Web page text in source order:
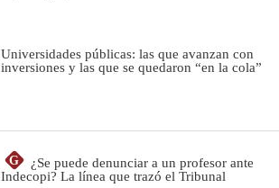
Universidades públicas: las que avanzan con
inversiones y las que se quedaron “en la cola”
G
¿Se puede denunciar a un profesor ante
Indecopi? La línea que trazó el Tribunal